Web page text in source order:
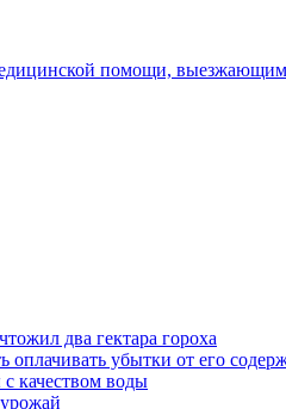
помощи,
два гектара гороха
убытки от его
качеством воды